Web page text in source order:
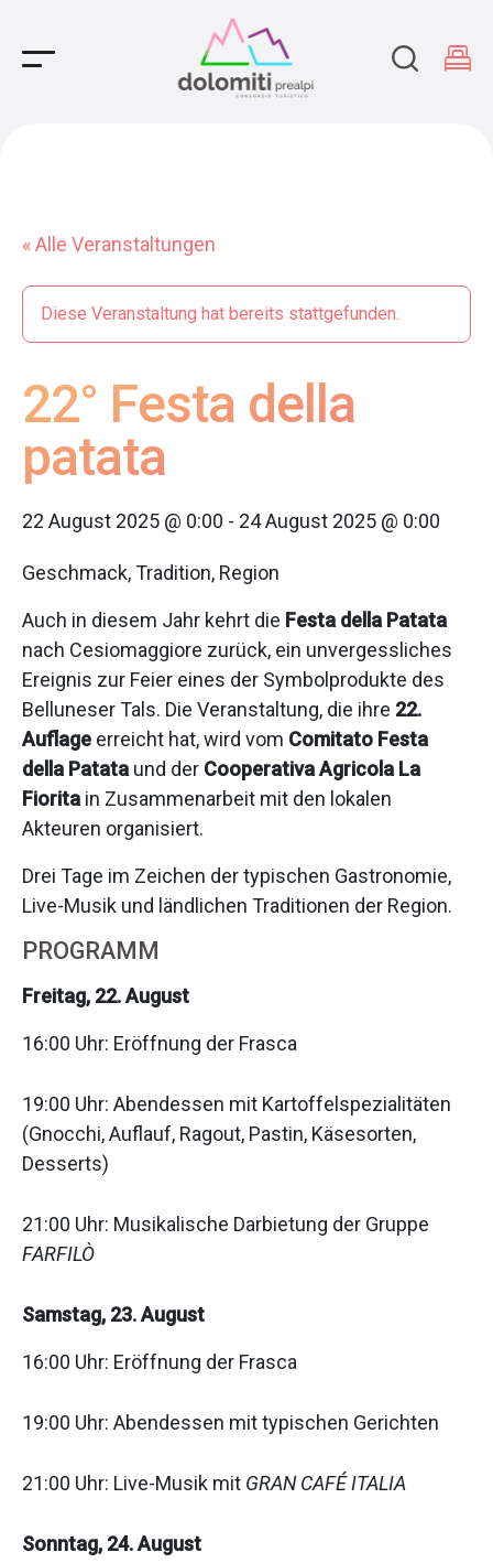
Main Navigation
« Alle Veranstaltungen
Diese Veranstaltung hat bereits stattgefunden.
22° Festa della
patata
22 August 2025 @ 0:00 - 24 August 2025 @ 0:00
Geschmack, Tradition, Region
Auch in diesem Jahr kehrt die Festa della Patata
nach Cesiomaggiore zurück, ein unvergessliches
Ereignis zur Feier eines der Symbolprodukte des
Belluneser Tals. Die Veranstaltung, die ihre 22.
Auflage erreicht hat, wird vom Comitato Festa
della Patata und der Cooperativa Agricola La
Fiorita in Zusammenarbeit mit den lokalen
Akteuren organisiert.
Drei Tage im Zeichen der typischen Gastronomie,
Live-Musik und ländlichen Traditionen der Region.
PROGRAMM
Freitag, 22. August
16:00 Uhr: Eröffnung der Frasca
19:00 Uhr: Abendessen mit Kartoffelspezialitäten
(Gnocchi, Auflauf, Ragout, Pastin, Käsesorten,
Desserts)
21:00 Uhr: Musikalische Darbietung der Gruppe
FARFILÒ
Samstag, 23. August
16:00 Uhr: Eröffnung der Frasca
19:00 Uhr: Abendessen mit typischen Gerichten
21:00 Uhr: Live-Musik mit GRAN CAFÉ ITALIA
Sonntag, 24. August